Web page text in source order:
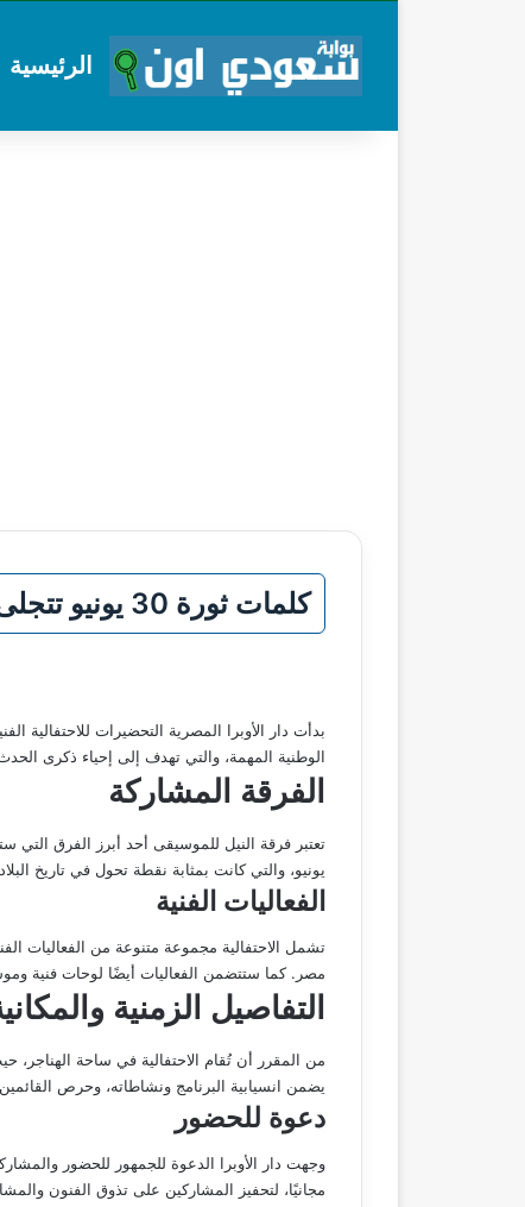
الرئيسية
كلمات ثورة 30 يونيو تتجلى في احتفالية فنية مميزة بمسرح الأوبرا المصرية
الوطنية المهمة، والتي تهدف إلى إحياء ذكرى
الفرقة المشاركة
يونيو، والتي كانت بمثابة نقطة تحول في تاريخ
الفعاليات الفنية
تشمل الاحتفالية مجموعة متنوعة من الفعاليات
مصر. كما ستتضمن الفعاليات أيضًا لوحات فنية
التفاصيل الزمنية
من المقرر أن تُقام الاحتفالية في ساحة الهناجر،
يضمن انسيابية البرنامج ونشاطاته، وحرص
دعوة للحضور
وجهت دار الأوبرا الدعوة للجمهور للحضور
مجانيًا، لتحفيز المشاركين على تذوق الفنون